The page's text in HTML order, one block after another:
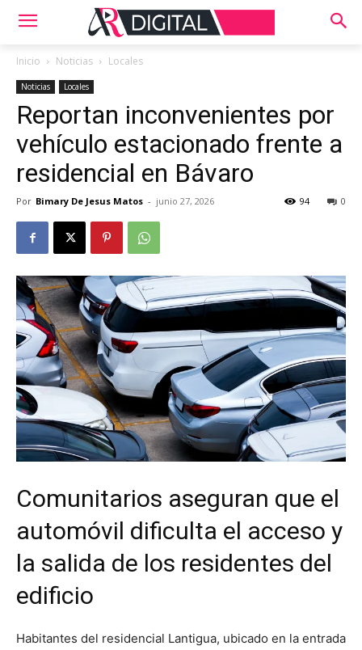
Inicio Noticias Locales
Noticias Locales
Reportan inconvenientes por
vehículo estacionado frente a
residencial en Bávaro
Por Bimary De Jesus Matos - junio 27, 2026 0
94
Comunitarios aseguran que el
automóvil dificulta el acceso y
la salida de los residentes del
edificio
Habitantes del residencial Lantigua, ubicado en la entrada